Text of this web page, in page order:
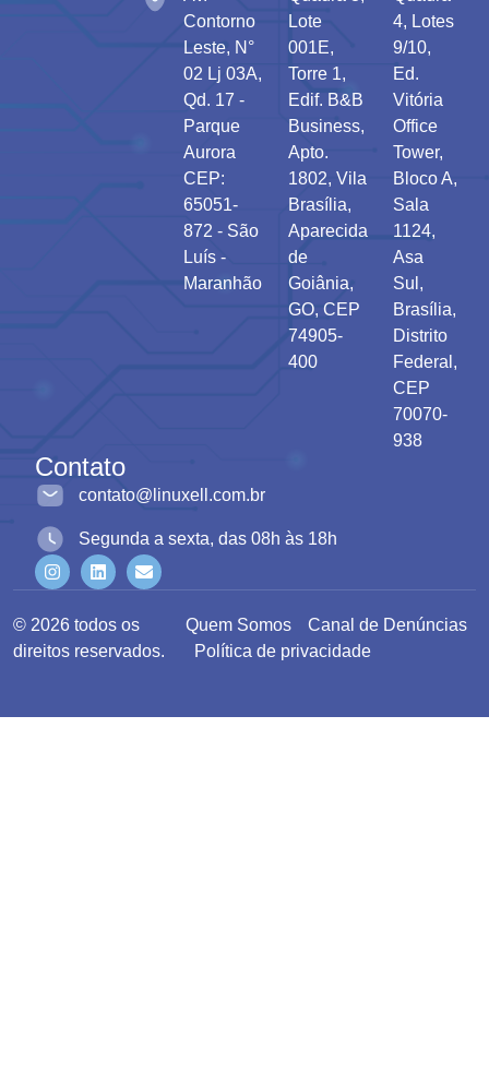
Contorno
Leste, N°
02 Lj 03A,
Qd. 17 -
Parque
Aurora
CEP:
65051-
872 - São
Luís -
Maranhão
Lote
001E,
Torre 1,
Edif. B&B
Business,
Apto.
1802, Vila
Brasília,
Aparecida
de
Goiânia,
GO, CEP
74905-
400
4, Lotes
9/10,
Ed.
Vitória
Office
Tower,
Bloco A,
Sala
1124,
Asa
Sul,
Brasília,
Distrito
Federal,
CEP
70070-
938
Contato
contato@linuxell.com.br
Segunda a sexta, das 08h às 18h
© 2026 todos os
direitos reservados.
Quem Somos
Canal de Denúncias
Política de privacidade